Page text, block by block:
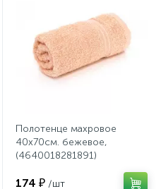
Полотенце махровое
40х70см. бежевое,
(4640018281891)
174 ₽ /шт